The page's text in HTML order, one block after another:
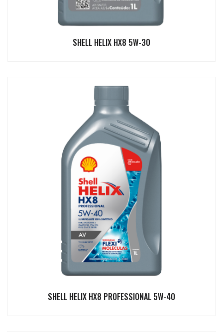
SHELL HELIX HX8 5W-30
SHELL HELIX HX8 PROFESSIONAL 5W-40